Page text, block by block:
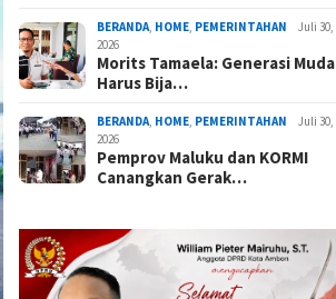
BERANDA, HOME, PEMERINTAHAN
Juli 30,
2026
Morits Tamaela: Generasi Muda
Harus Bija…
BERANDA, HOME, PEMERINTAHAN
Juli 30,
2026
Pemprov Maluku dan KORMI
Canangkan Gerak…